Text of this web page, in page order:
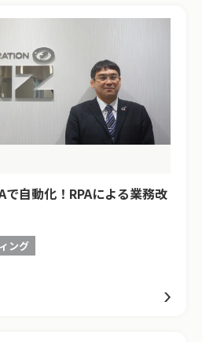
で自動化！RPAによる業務改
ング